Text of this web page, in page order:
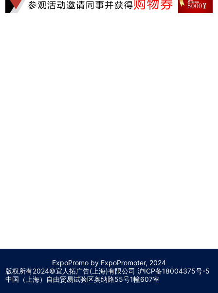
ExpoPromo by ExpoPromoter, 2024
版权所有2024©宜人拓广告(上海)有限公司 沪ICP备18004375号-5
中国（上海）自由贸易试验区奥纳路55号1幢607室